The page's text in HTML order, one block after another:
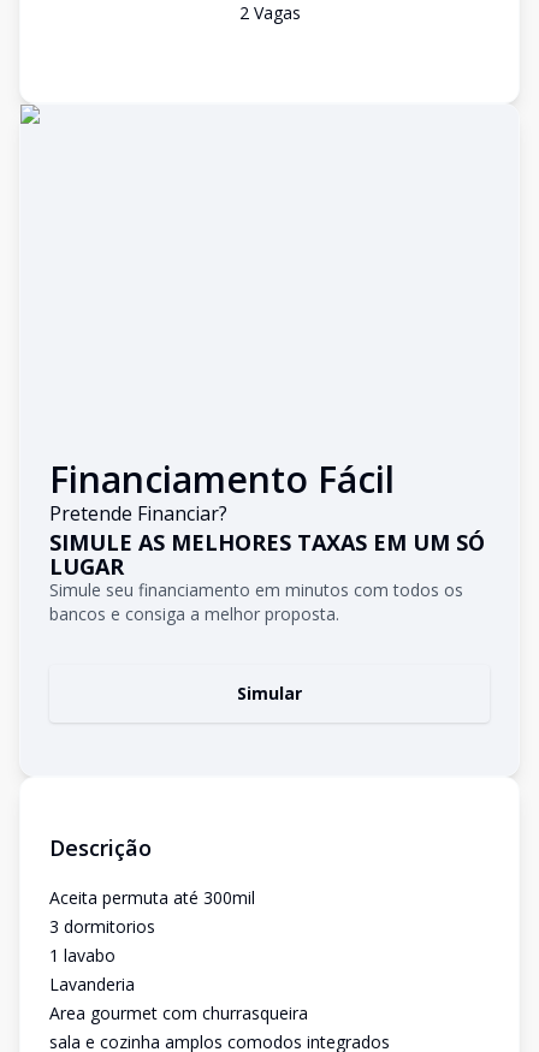
2Vagas
Financiamento Fácil
Pretende Financiar?
SIMULE AS MELHORES TAXAS EM UM SÓ
LUGAR
Simule seu financiamento em minutos com todos os
bancos e consiga a melhor proposta.
Simular
Descrição
Aceita permuta até 300mil
3 dormitorios
1 lavabo
Lavanderia
Area gourmet com churrasqueira
sala e cozinha amplos comodos integrados